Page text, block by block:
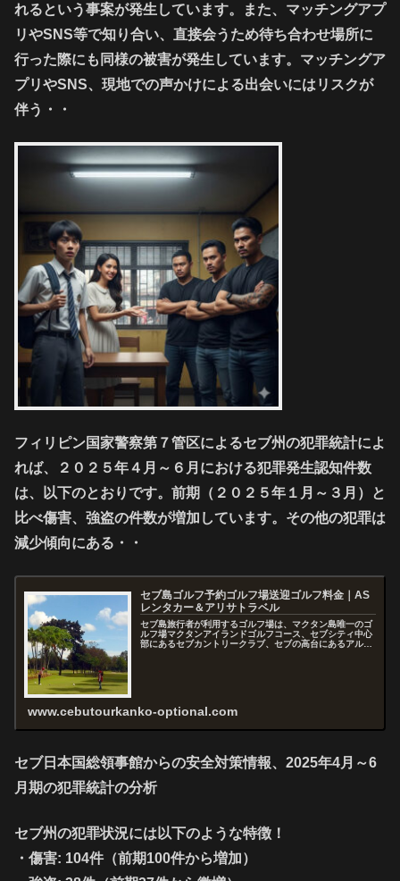
れるという事案が発生しています。また、マッチングアプ
リやSNS等で知り合い、直接会うため待ち合わせ場所に
行った際にも同様の被害が発生しています。マッチングア
プリやSNS、現地での声かけによる出会いにはリスクが
伴う・・
フィリピン国家警察第７管区によるセブ州の犯罪統計によ
れば、２０２５年４月～６月における犯罪発生認知件数
は、以下のとおりです。前期（２０２５年１月～３月）と
比べ傷害、強盗の件数が増加しています。その他の犯罪は
減少傾向にある・・
セブ島ゴルフ予約ゴルフ場送迎ゴルフ料金｜AS
レンタカー＆アリサトラベル
セブ島旅行者が利用するゴルフ場は、マクタン島唯一のゴ
ルフ場マクタンアイランドゴルフコース、セブシティ中心
部にあるセブカントリークラブ、セブの高台にあるアルタ
www.cebutourkanko-optional.com
セブ日本国総領事館からの安全対策情報、2025年4月～6
月期の犯罪統計の分析
セブ州の犯罪状況には以下のような特徴！
・ 傷害: 104件（前期100件から増加）